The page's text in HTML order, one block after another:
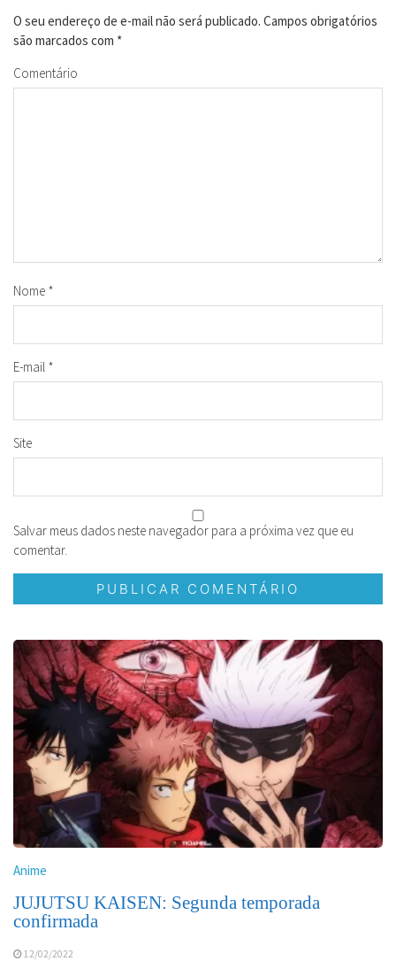
O seu endereço de e-mail não será publicado. Campos obrigatórios
são marcados com *
Comentário
Nome *
E-mail *
Site
Salvar meus dados neste navegador para a próxima vez que eu
comentar.
Anime
JUJUTSU KAISEN: Segunda temporada
confirmada
12/02/2022